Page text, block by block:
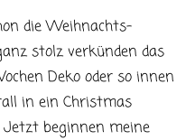
die Weihnachts-
stolz verkünden das
Deko oder so innen
in ein Christmas
beginnen meine